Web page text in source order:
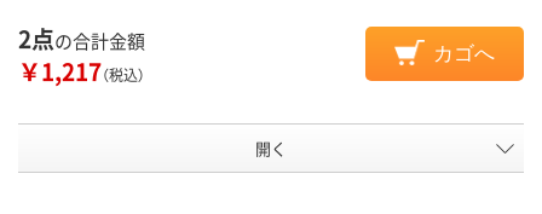
2点の合計金額
￥1,217（税込）
カゴへ
開く